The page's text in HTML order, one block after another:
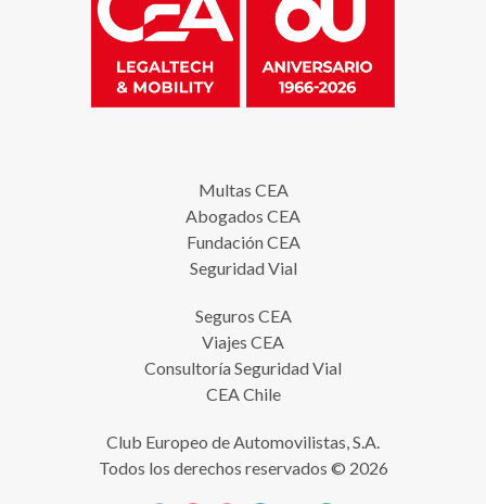
Multas CEA
Abogados CEA
Fundación CEA
Seguridad Vial
Seguros CEA
Viajes CEA
Consultoría Seguridad Vial
CEA Chile
Club Europeo de Automovilistas, S.A.
Todos los derechos reservados © 2026